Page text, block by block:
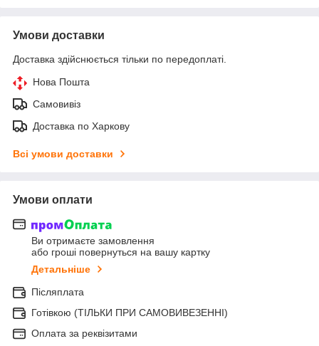
Умови доставки
Доставка здійснюється тільки по передоплаті.
Нова Пошта
Самовивіз
Доставка по Харкову
Всі умови доставки
Умови оплати
Ви отримаєте замовлення
або гроші повернуться на вашу картку
Детальніше
Післяплата
Готівкою (ТІЛЬКИ ПРИ САМОВИВЕЗЕННІ)
Оплата за реквізитами